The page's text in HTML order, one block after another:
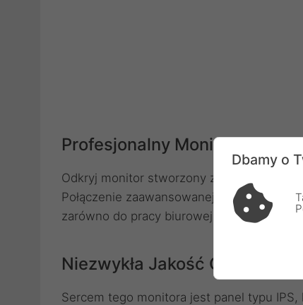
Profesjonalny Monitor WQHD
Odkryj monitor stworzony z myślą o
Połączenie zaawansowanej technologii z
zarówno do pracy biurowej, jak i do
Niezwykła Jakość Obrazu i
Sercem tego monitora jest panel typu
Dbamy o